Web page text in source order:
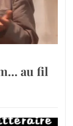
au fil